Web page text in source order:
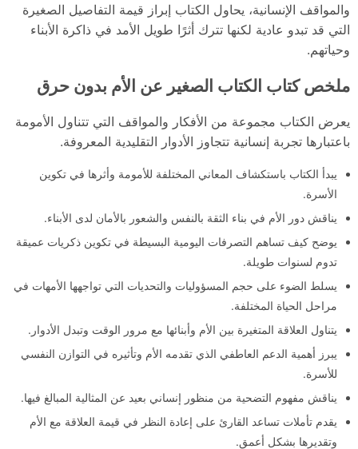
والمواقف الإنسانية، يحاول الكتاب إبراز قيمة التفاصيل الصغيرة
التي قد تبدو عادية لكنها تترك أثرًا طويل الأمد في ذاكرة الأبناء
وحياتهم.
ملخص كتاب الكتاب الصغير عن الأم بدون حرق
يعرض الكتاب مجموعة من الأفكار والمواقف التي تتناول الأمومة
باعتبارها تجربة إنسانية تتجاوز الأدوار التقليدية المعروفة.
يبدأ الكتاب باستكشاف المعاني المختلفة للأمومة وأثرها في تكوين
الأسرة.
يناقش دور الأم في بناء الثقة بالنفس والشعور بالأمان لدى الأبناء.
يوضح كيف تساهم التصرفات اليومية البسيطة في تكوين ذكريات عميقة
تدوم لسنوات طويلة.
يسلط الضوء على حجم المسؤوليات والتحديات التي تواجهها الأمهات في
مراحل الحياة المختلفة.
يتناول العلاقة المتغيرة بين الأم وأبنائها مع مرور الوقت وتبدل الأدوار.
يبرز أهمية الدعم العاطفي الذي تقدمه الأم وتأثيره في التوازن النفسي
للأسرة.
يناقش مفهوم التضحية من منظور إنساني بعيد عن المثالية المبالغ فيها.
يقدم تأملات تساعد القارئ على إعادة النظر في قيمة العلاقة مع الأم
وتقديرها بشكل أعمق.